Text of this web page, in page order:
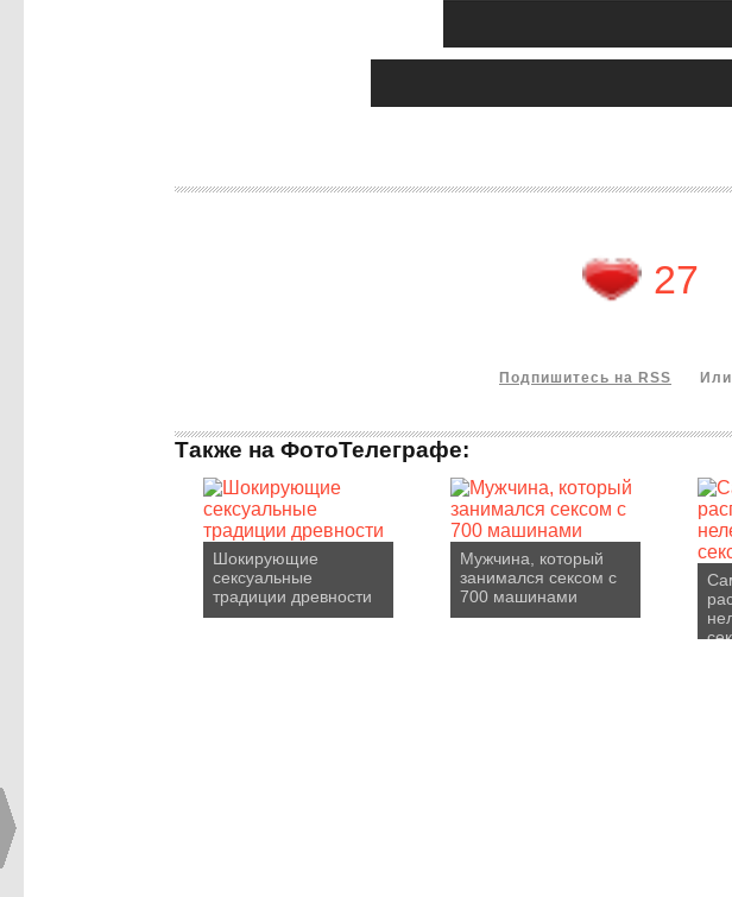
27
Подпишитесь на RSS
Также на ФотоТелеграфе:
Шокирующие
сексуальные
традиции древности
Мужчина, который
занимался сексом с
700 машинами